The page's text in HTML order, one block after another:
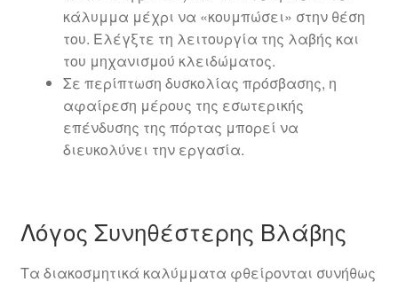
κάλυμμα μέχρι να «κουμπώσει» στην θέση
του. Ελέγξτε τη λειτουργία της λαβής και
του μηχανισμού κλειδώματος.
Σε περίπτωση δυσκολίας πρόσβασης, η
αφαίρεση μέρους της εσωτερικής
επένδυσης της πόρτας μπορεί να
διευκολύνει την εργασία.
Λόγος Συνηθέστερης Βλάβης
Τα διακοσμητικά καλύμματα φθείρονται συνήθως